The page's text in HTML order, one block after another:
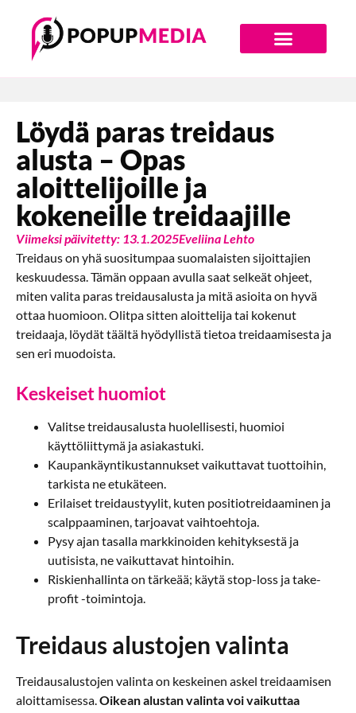
Löydä paras treidaus
alusta – Opas
aloittelijoille ja
kokeneille treidaajille
Viimeksi päivitetty: 13.1.2025Eveliina Lehto
Treidaus on yhä suositumpaa suomalaisten sijoittajien
keskuudessa. Tämän oppaan avulla saat selkeät ohjeet,
miten valita paras treidausalusta ja mitä asioita on hyvä
ottaa huomioon. Olitpa sitten aloittelija tai kokenut
treidaaja, löydät täältä hyödyllistä tietoa treidaamisesta ja
sen eri muodoista.
Keskeiset huomiot
Valitse treidausalusta huolellisesti, huomioi
käyttöliittymä ja asiakastuki.
Kaupankäyntikustannukset vaikuttavat tuottoihin,
tarkista ne etukäteen.
Erilaiset treidaustyylit, kuten positiotreidaaminen ja
scalppaaminen, tarjoavat vaihtoehtoja.
Pysy ajan tasalla markkinoiden kehityksestä ja
uutisista, ne vaikuttavat hintoihin.
Riskienhallinta on tärkeää; käytä stop-loss ja take-
profit -toimintoja.
Treidaus alustojen valinta
Treidausalustojen valinta on keskeinen askel treidaamisen
aloittamisessa.Oikean alustan valinta voi vaikuttaa